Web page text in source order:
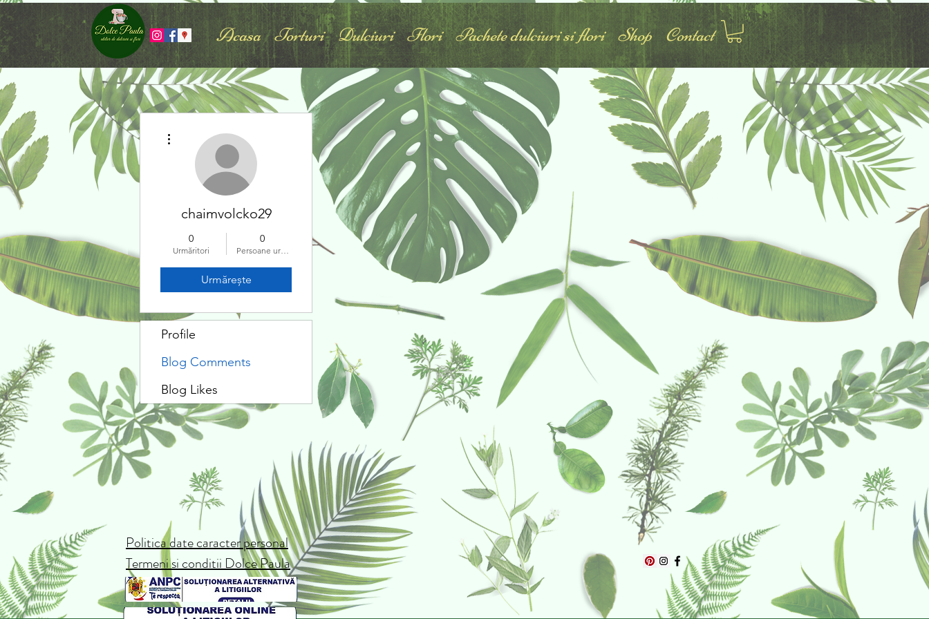
Acasa Torturi Dulciuri Flori Pachete dulciuri si flori Shop Contact
chaimvolcko29
0
Urmăritori
0
Persoane urmărite
Urmărește
Profile
Blog Comments
Blog Likes
Politica date caracter personal
Termeni si conditii Dolce Paula